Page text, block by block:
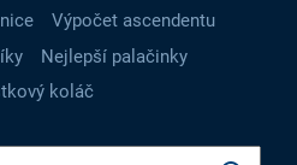
Výpočet ascendentu
Nejlepší palačinky
koláč